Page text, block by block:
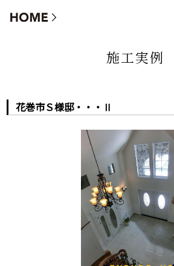
花巻市Ｓ様邸・・・Ⅱ
施工実例
花巻市Ｓ様邸・・・Ⅱ